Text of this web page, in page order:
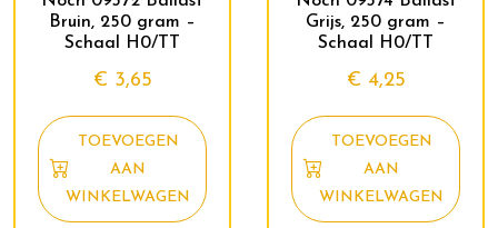
Bruin, 250 gram –
Schaal H0/TT
€ 3,65
TOEVOEGEN
AAN
WINKELWAGEN
Grijs, 250 gram –
Schaal H0/TT
€ 4,25
TOEVOEGEN
AAN
WINKELWAGEN